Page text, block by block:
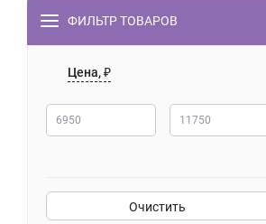
ФИЛЬТР ТОВАРОВ
Цена, ₽
Очистить